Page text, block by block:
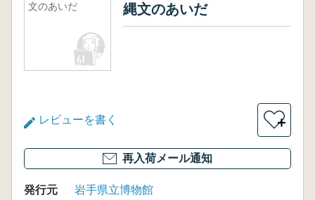
文のあいだ
縄文のあいだ
レビューを書く ＋
再入荷メール通知
発行元
岩手県立博物館